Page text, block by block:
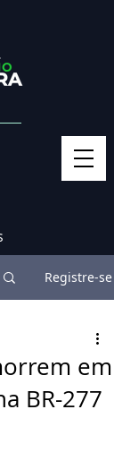
Registre-se
em
BR-277